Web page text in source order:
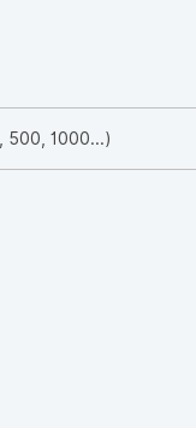
500, 1000...)